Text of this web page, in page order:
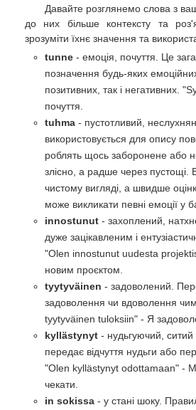
Давайте розглянемо слова з
до них більше контексту та
зрозуміти їхнє значення та
tunne - емоція, почуття. Це
позначення будь-яких
позитивних, так і негативних.
почуття.
tuhma - пустотливий,
використовується для опису
роблять щось заборонене або
злісно, а радше через пустощі.
чистому вигляді, а швидше
може викликати певні емоції у
innostunut - захоплений,
дуже зацікавленим і
"Olen innostunut uudesta
новим проєктом.
tyytyväinen - задоволений.
задоволення чи вдоволення
tyytyväinen tuloksiin" - Я
kyllästynyt - нудьгуючий,
передає відчуття нудьги або
"Olen kyllästynyt odottamaan" -
чекати.
in sokissa - у стані шоку.